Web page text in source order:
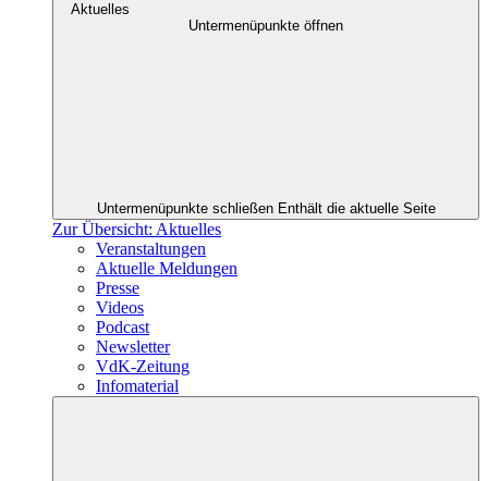
Aktuelles
Untermenüpunkte öffnen
Untermenüpunkte schließen Enthält die aktuelle Seite
Zur Übersicht: Aktuelles
Veranstaltungen
Aktuelle Meldungen
Presse
Videos
Podcast
Newsletter
VdK-Zeitung
Infomaterial